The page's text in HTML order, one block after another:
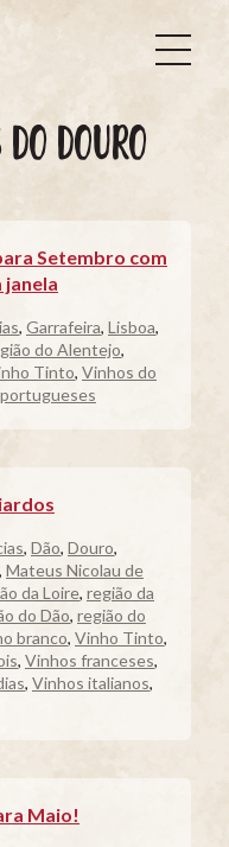
DOURO
Setembro com
, Garrafeira, Lisboa,
do Alentejo,
Tinto, Vinhos do
, Dão, Douro,
, Mateus Nicolau de
da Loire, região da
do Dão, região do
branco, Vinho Tinto,
, Vinhos franceses,
, Vinhos italianos,
Maio!